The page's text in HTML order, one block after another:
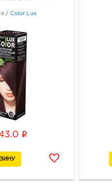
/ Color Lux
i